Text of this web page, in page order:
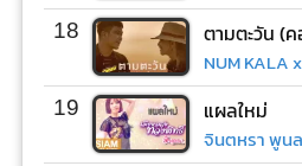
18 ตามตะวัน (
NUM KALA
19 แผลใหม่
จินตหรา พูน